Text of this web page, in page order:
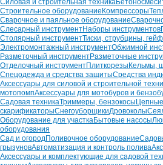
Силовая и строительная техника
Строительное оборудование Компрессоры
Сварочное и паяльное оборудование
Слесарный инструментНаборы инструментов
Столярный инструментТиски, струбцины,
Электромонтажный инструментОбжимной
Разметочный инструментРазметочные
Отделочный инструментПлиткорезы Кельмы,
Спецодежда и средства защитыСредства
Аксессуары для силовой и строительной
мотопомпАксессуары для мотобуров и
Садовая техникаТриммеры, бензокосы
скарификаторыСнегоуборщикиДровоколы
Оборудование для участкаБытовые насосы
оборудования
Сад и огородПоливочное оборудование
грызуновАвтоматизация и контроль полива
Аксессуары и комплектующие для садовой